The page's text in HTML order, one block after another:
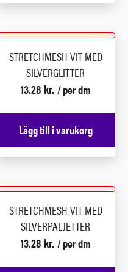
STRETCHMESH VIT MED
SILVERGLITTER
13.28 kr. / per dm
Lägg till i varukorg
STRETCHMESH VIT MED
SILVERPALJETTER
13.28 kr. / per dm